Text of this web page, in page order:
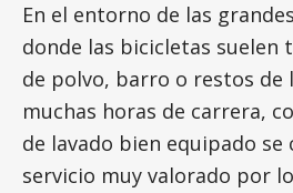
En el entorno de las
donde las bicicletas suelen
de polvo, barro o restos
muchas horas de carrera,
de lavado bien equipado se
servicio muy valorado por